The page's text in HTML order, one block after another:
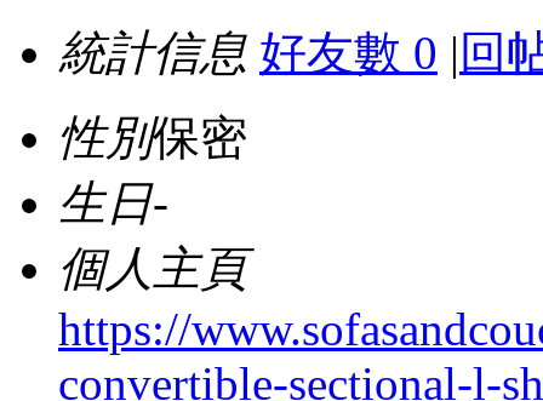
統計信息 好友數 0 | 回
性別保密
生日-
個人主頁
https://
convertible-sectional-l-